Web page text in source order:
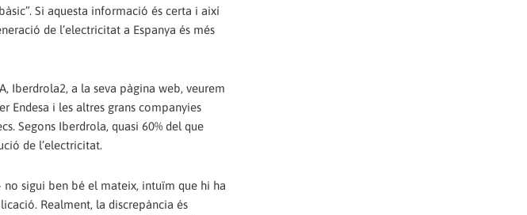
Si aquesta informació és certa i així
de l’electricitat a Espanya és més
Iberdrola2, a la seva pàgina web, veurem
Endesa i les altres grans companyies
Segons Iberdrola, quasi 60% del que
de l’electricitat.
no sigui ben bé el mateix, intuïm que hi ha
Realment, la discrepància és